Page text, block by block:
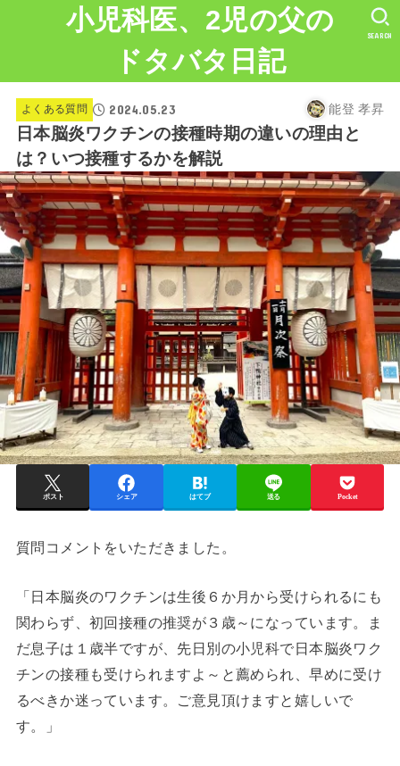
小児科医、2児の父の
ドタバタ日記
SEARCH
よくある質問 2024.05.23 能登 孝昇
日本脳炎ワクチンの接種時期の違いの理由と
は？いつ接種するかを解説
ポスト シェア はてブ 送る Pocket
質問コメントをいただきました。
「日本脳炎のワクチンは生後６か月から受けられるにも
関わらず、初回接種の推奨が３歳～になっています。ま
だ息子は１歳半ですが、先日別の小児科で日本脳炎ワク
チンの接種も受けられますよ～と薦められ、早めに受け
るべきか迷っています。ご意見頂けますと嬉しいで
す。」